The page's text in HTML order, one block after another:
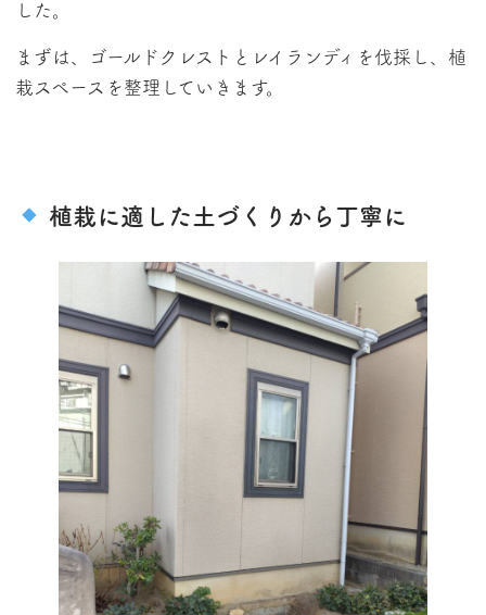
した。
まずは、ゴールドクレストとレイランディを伐採し、植
栽スペースを整理していきます。
植栽に適した土づくりから丁寧に